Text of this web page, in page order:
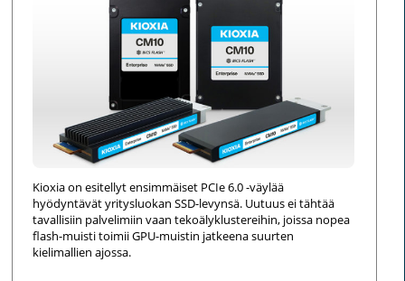
Kioxia on esitellyt ensimmäiset PCIe 6.0 -väylää
hyödyntävät yritysluokan SSD-levynsä. Uutuus ei tähtää
tavallisiin palvelimiin vaan tekoälyklustereihin, joissa nopea
flash-muisti toimii GPU-muistin jatkeena suurten
kielimallien ajossa.